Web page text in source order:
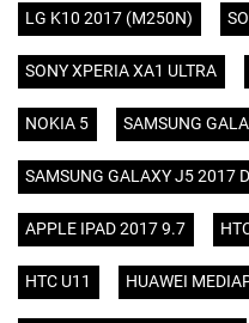
LG K10 2017 (M250N)
SONY XPERIA XA1 ULTRA
NOKIA 5 SAMSUNG
SAMSUNG GALAXY J5 2017
APPLE IPAD 2017 9.7
HTC U11 HUAWEI